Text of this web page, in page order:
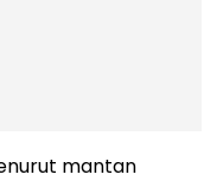
mantan